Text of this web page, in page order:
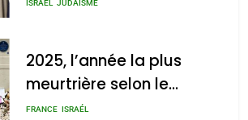
meurtrière selon le rapport
l’antisémitisme
admin 0
ISRAÉL JUDAISME
2025, l’année la plus
meurtrière selon le
rapport d’ADL contre
FRANCE ISRAÉL